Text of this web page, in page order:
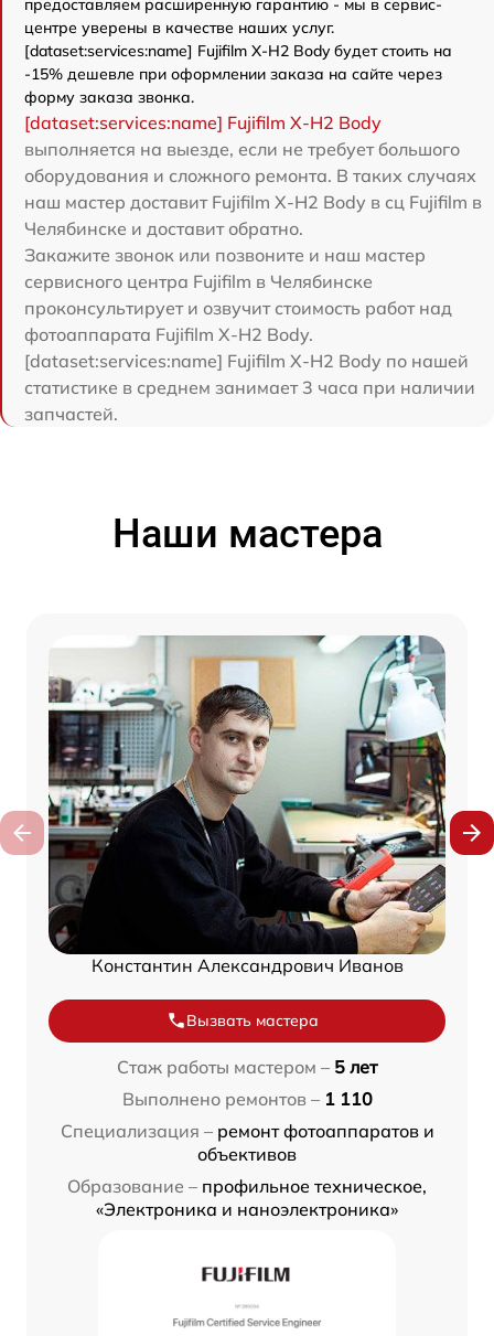
предоставляем расширенную гарантию - мы в сервис-
центре уверены в качестве наших услуг.
[dataset:services:name] Fujifilm X-H2 Body будет стоить на
-15% дешевле при оформлении заказа на сайте через
форму заказа звонка.
[dataset:services:name] Fujifilm X-H2 Body
выполняется на выезде, если не требует большого
оборудования и сложного ремонта. В таких случаях
наш мастер доставит Fujifilm X-H2 Body в сц Fujifilm в
Челябинске и доставит обратно.
Закажите звонок или позвоните и наш мастер
сервисного центра Fujifilm в Челябинске
проконсультирует и озвучит стоимость работ над
фотоаппарата Fujifilm X-H2 Body.
[dataset:services:name] Fujifilm X-H2 Body по нашей
статистике в среднем занимает 3 часа при наличии
запчастей.
Наши мастера
Константин Александрович Иванов
Вызвать мастера
Стаж работы мастером – 5 лет
Выполнено ремонтов – 1 110
Специализация – ремонт фотоаппаратов и
объективов
Образование – профильное техническое,
«Электроника и наноэлектроника»